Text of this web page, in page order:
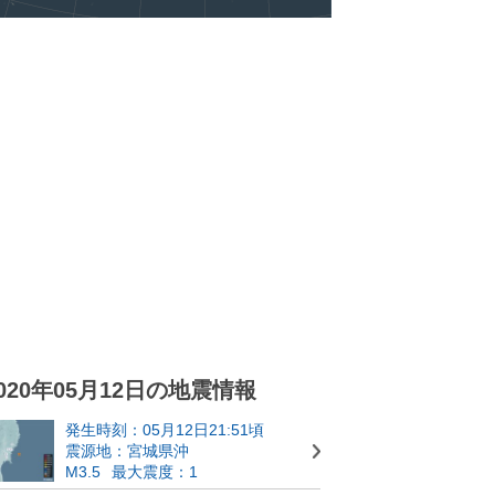
年05月12日の地震情報
発生時刻：05月12日21:51頃
震源地：宮城県沖
M3.5
最大震度：1